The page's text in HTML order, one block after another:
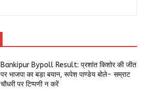
Bankipur Bypoll Result: प्रशांत किशोर की जीत
पर भाजपा का बड़ा बयान, रूपेश पाण्डेय बोले- सम्राट
चौधरी पर टिप्पणी न करें